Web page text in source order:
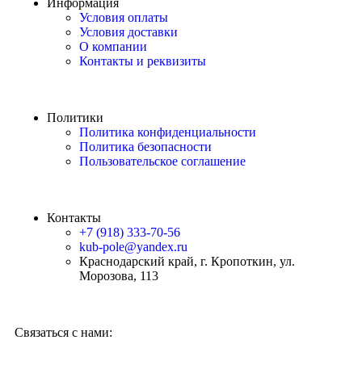
Информация
Условия оплаты
Условия доставки
О компании
Контакты и реквизиты
Политики
Политика конфиденциальности
Политика безопасности
Пользовательское соглашение
Контакты
+7 (918) 333-70-56
kub-pole@yandex.ru
Краснодарский край, г. Кропоткин, ул.
Морозова, 113
Связаться с нами: